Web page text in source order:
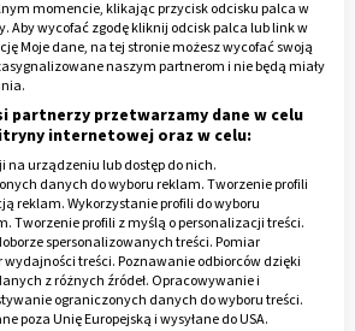
z awokado
i wysokiej zawartości
to owoc, który w odpowiednim
element zdrowego,
Należy bowiem pamiętać, że
dla zdrowia kwasy omega-3,
oraz bogactwo witamin i
do prawidłowego
momencie, klikając przycisk odcisku palca w
Aby wycofać zgodę kliknij odcisk palca lub link w
Moje dane, na tej stronie możesz wycofać swoją
naszym partnerom i nie będą miały
partnerzy przetwarzamy dane w celu
internetowej oraz w celu:
urządzeniu lub dostęp do nich.
danych do wyboru reklam. Tworzenie profili
reklam. Wykorzystanie profili do wyboru
Tworzenie profili z myślą o personalizacji treści.
spersonalizowanych treści. Pomiar
treści. Poznawanie odbiorców dzięki
z różnych źródeł. Opracowywanie i
ograniczonych danych do wyboru treści.
poza Unię Europejską i wysyłane do USA.